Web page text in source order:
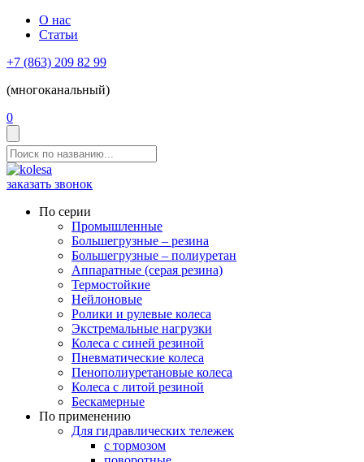
О нас
Статьи
+7 (863) 209 82 99
(многоканальный)
0
заказать звонок
По серии
Промышленные
Большегрузные – резина
Большегрузные – полиуретан
Аппаратные (серая резина)
Термостойкие
Нейлоновые
Ролики и рулевые колеса
Экстремальные нагрузки
Колеса с синей резиной
Пневматические колеса
Пенополиуретановые колеса
Колеса с литой резиной
Бескамерные
По применению
Для гидравлических тележек
с тормозом